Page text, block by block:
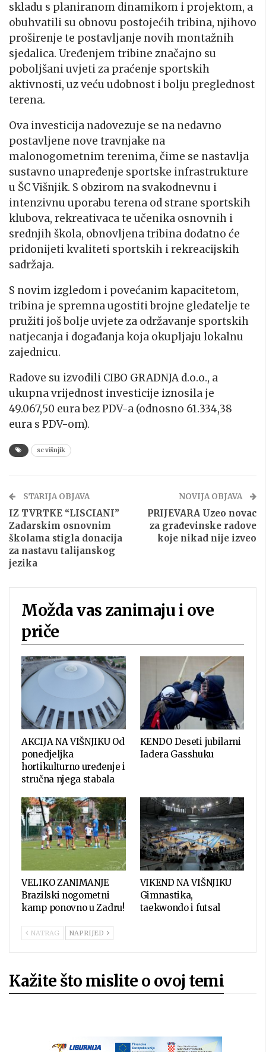
skladu s planiranom dinamikom i projektom, a
obuhvatili su obnovu postojećih tribina, njihovo
proširenje te postavljanje novih montažnih
sjedalica. Uređenjem tribine značajno su
poboljšani uvjeti za praćenje sportskih
aktivnosti, uz veću udobnost i bolju preglednost
terena.
Ova investicija nadovezuje se na nedavno
postavljene nove travnjake na
malonogometnim terenima, čime se nastavlja
sustavno unapređenje sportske infrastrukture
u ŠC Višnjik. S obzirom na svakodnevnu i
intenzivnu uporabu terena od strane sportskih
klubova, rekreativaca te učenika osnovnih i
srednjih škola, obnovljena tribina dodatno će
pridonijeti kvaliteti sportskih i rekreacijskih
sadržaja.
S novim izgledom i povećanim kapacitetom,
tribina je spremna ugostiti brojne gledatelje te
pružiti još bolje uvjete za održavanje sportskih
natjecanja i događanja koja okupljaju lokalnu
zajednicu.
Radove su izvodili CIBO GRADNJA d.o.o., a
ukupna vrijednost investicije iznosila je
49.067,50 eura bez PDV-a (odnosno 61.334,38
eura s PDV-om).
sc višnjik
STARIJA OBJAVA
IZ TVRTKE “LISCIANI”
Zadarskim osnovnim
školama stigla donacija
za nastavu talijanskog
jezika
NOVIJA OBJAVA
PRIJEVARA Uzeo novac
za građevinske radove
koje nikad nije izveo
Možda vas zanimaju i ove
priče
AKCIJA NA VIŠNJIKU Od
ponedjeljka
hortikulturno uređenje i
stručna njega stabala
KENDO Deseti jubilarni
Iadera Gasshuku
VELIKO ZANIMANJE
Brazilski nogometni
kamp ponovno u Zadru!
VIKEND NA VIŠNJIKU
Gimnastika,
taekwondo i futsal
NATRAG NAPRIJED
Kažite što mislite o ovoj temi